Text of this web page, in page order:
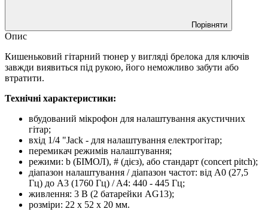
Порівняти
Опис
Кишеньковий гітарний тюнер у вигляді брелока для ключів
завжди виявиться під рукою, його неможливо забути або
втратити.
Технічні характеристики:
вбудований мікрофон для налаштування акустичних
гітар;
вхід 1/4 "Jack - для налаштування електрогітар;
перемикач режимів налаштування;
режими: b (БІМОЛ), # (дієз), або стандарт (concert pitch);
діапазон налаштування / діапазон частот: від A0 (27,5
Гц) до A3 (1760 Гц) / A4: 440 - 445 Гц;
живлення: 3 В (2 батарейки AG13);
розміри: 22 х 52 х 20 мм.